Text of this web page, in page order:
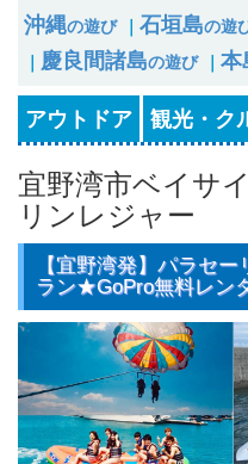
沖縄の遊び 石垣島の遊
慶良間諸島の遊び 本
アウトドア 観光・ク
宜野湾市ベイサ
リンレジャー
【宜野湾発】パラセ
ラン★GoPro無料レン